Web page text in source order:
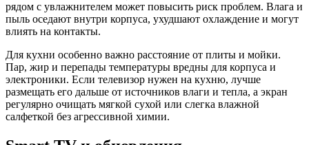
рядом с увлажнителем может повысить риск проблем. Влага и
пыль оседают внутри корпуса, ухудшают охлаждение и могут
влиять на контакты.
Для кухни особенно важно расстояние от плиты и мойки.
Пар, жир и перепады температуры вредны для корпуса и
электроники. Если телевизор нужен на кухню, лучше
размещать его дальше от источников влаги и тепла, а экран
регулярно очищать мягкой сухой или слегка влажной
салфеткой без агрессивной химии.